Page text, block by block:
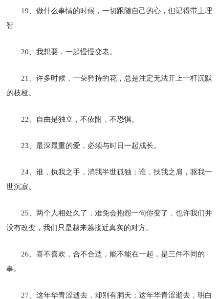
19、做什么事情的时候，一切跟随自己的心，但记得带上理
智
20、我想要，一起慢慢变老。
21、许多时候，一朵矜持的花，总是注定无法开上一杆沉默
的枝桠。
22、自由是独立，不依附，不恐惧。
23、最深最重的爱，必须与时日一起成长。
24、谁，执我之手，消我半世孤独；谁，扶我之肩，驱我一
世沉寂。
25、两个人相处久了，难免会抱怨一句你变了，也许我们并
没有改变，我们只是越来越接近真实的对方。
26、喜不喜欢，合不合适，能不能在一起，是三件不同的
事。
27、这年华青涩逝去，却别有洞天；这年华青涩逝去，明白